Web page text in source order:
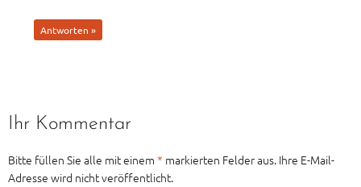
Antworten »
Ihr Kommentar
Bitte füllen Sie alle mit einem * markierten Felder aus. Ihre E-Mail-
Adresse wird nicht veröffentlicht.